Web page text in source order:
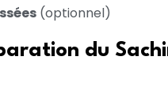
(optionnel)
du